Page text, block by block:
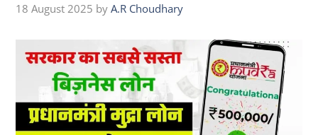
18 August 2025 by A.R Choudhary